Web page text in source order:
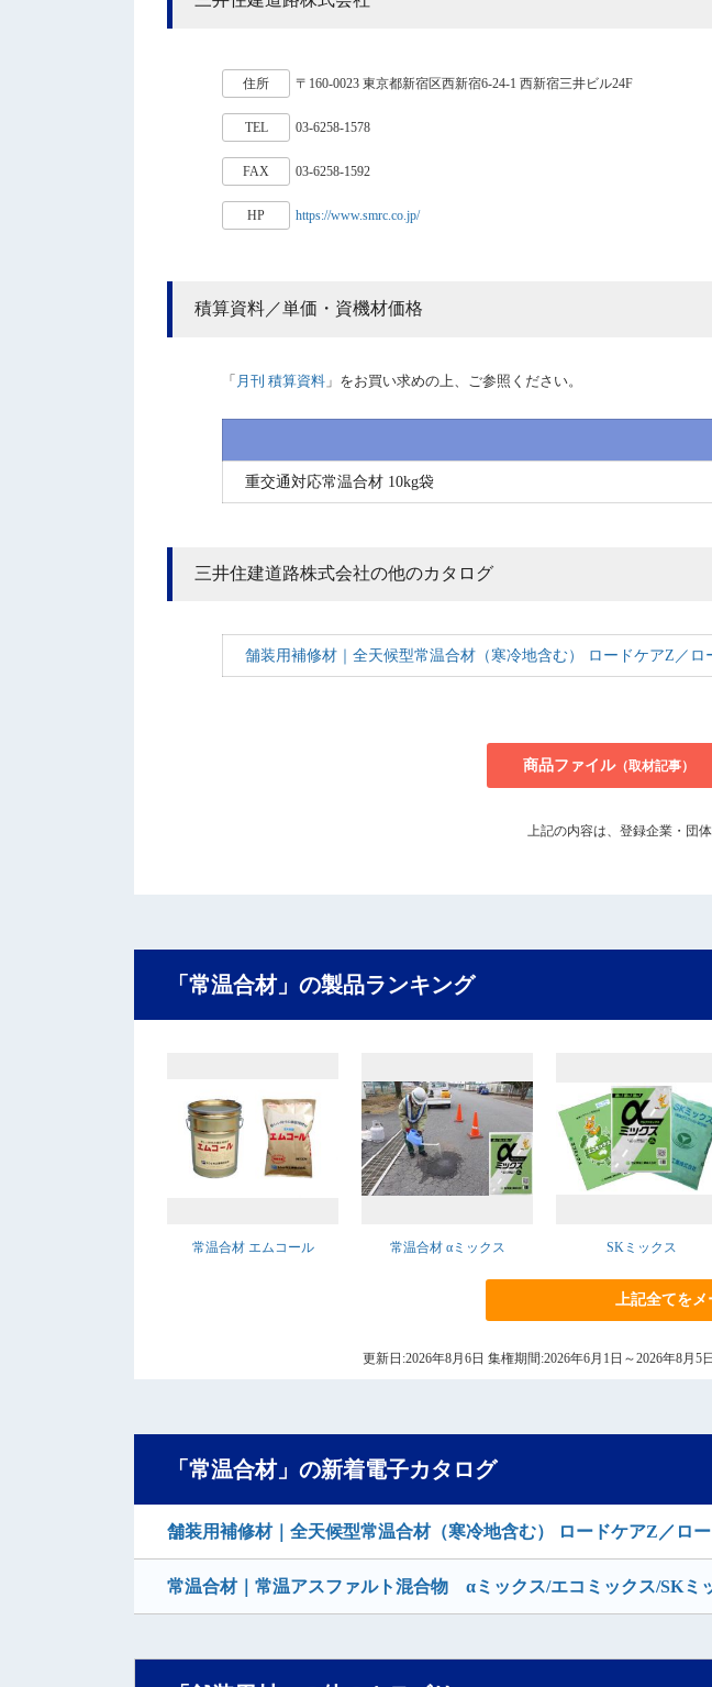
住所 〒160-0023 東京都新宿区西新宿6-24-1 西新宿三井ビル24F
TEL 03-6258-1578
FAX 03-6258-1592
HP https://www.smrc.co.jp/
積算資料／単価・資機材価格
「 月刊 積算資料 」をお買い求めの上、ご参照ください。
重交通対応常温合材 10kg袋
三井住建道路株式会社の他のカタログ
舗装用補修材｜全天候型常温合材（寒冷地含む） ロードケアZ／ロ
商品ファイル（取材記事）
上記の内容は、登録企業・団
「常温合材」の製品ランキング
常温合材 エムコール 常温合材 αミックス SKミックス
上記全てをメ
更新日:2026年8月6日 集権期間:2026年6月1日～2026年8
「常温合材」の新着電子カタログ
舗装用補修材｜全天候型常温合材（寒冷地含む） ロードケアZ／ロ
常温合材｜常温アスファルト混合物 αミックス/エコミックス/SKミ